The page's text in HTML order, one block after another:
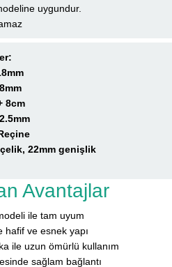
uygundur.
8cm
22mm genişlik
Avantajlar
ile tam uyum
hafif ve esnek yapı
ile uzun ömürlü kullanım
sağlam bağlantı